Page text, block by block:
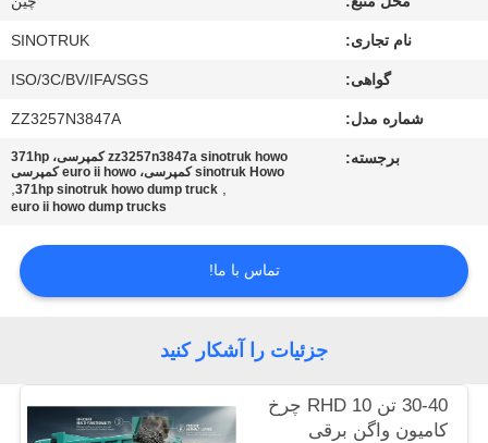
تماس
نقل
قول
سایت
نام تجاری: SINOTRUK
گواهی: ISO/3C/BV/IFA/SGS
شماره مدل: ZZ3257N3847A
برجسته:
zz3257n3847a sinotruk howo کمپرسی، 371hp
sinotruk Howo کمپرسی، euro ii howo کمپرسی
,
371hp sinotruk howo dump truck
,
euro ii howo dump trucks
تماس با ما!
جزئیات را آشکار کنید
30-40 تن RHD 10 چرخ
کامیون واگن برقی